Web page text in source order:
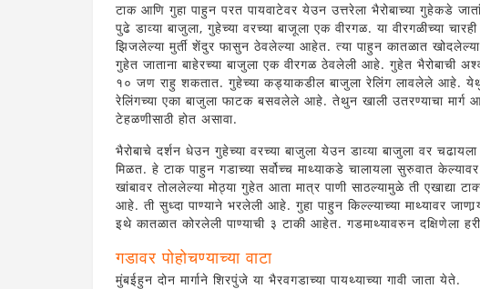
टाक आणि गुहा पाहुन परत पायवाटेवर येउन उत्तरेला भैरोबाच्या गुहेकडे
पुढे डाव्या बाजुला, गुहेच्या वरच्या बाजूला एक वीरगळ. या वीरगळीच्या
झिजलेल्या मुर्ती शेंदुर फासुन ठेवलेल्या आहेत. त्या पाहुन कातळात खोदलेल्या
गुहेत जाताना बाहेरच्या बाजुला एक वीरगळ ठेवलेली आहे. गुहेत भैरोबाची
१० जण राहु शकतात. गुहेच्या कड्याकडील बाजुला रेलिंग लावलेले आहे.
रेलिंगच्या एका बाजुला फाटक बसवलेले आहे. तेथुन खाली उतरण्याचा
टेहळणीसाठी होत असावा.
भैरोबाचे दर्शन धेउन गुहेच्या वरच्या बाजुला येउन डाव्या बाजुला वर
मिळत. हे टाक पाहुन गडाच्या सर्वोच्च माथ्याकडे चालायला सुरुवात
खांबावर तोललेल्या मोठ्या गुहेत आता मात्र पाणी साठल्यामुळे ती एखाद्या
आहे. ती सुध्दा पाण्याने भरलेली आहे. गुहा पाहुन किल्ल्याच्या माथ्यावर
इथे कातळात कोरलेली पाण्याची ३ टाकी आहेत. गडमाथ्यावरुन दक्षिणेला
गडावर पोहोचण्याच्या वाटा
मुंबईहुन दोन मार्गाने शिरपुंजे या भैरवगडाच्या पायथ्याच्या गावी जाता येते.